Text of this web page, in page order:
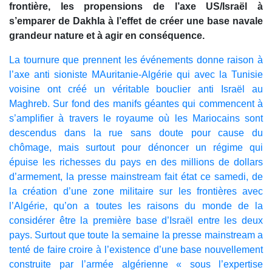
frontière, les propensions de l’axe US/Israël à
s’emparer de Dakhla à l’effet de créer une base navale
grandeur nature et à agir en conséquence.
La tournure que prennent les événements donne raison à
l’axe anti sioniste MAuritanie-Algérie qui avec la Tunisie
voisine ont créé un véritable bouclier anti Israël au
Maghreb. Sur fond des manifs géantes qui commencent à
s’amplifier à travers le royaume où les Mariocains sont
descendus dans la rue sans doute pour cause du
chômage, mais surtout pour dénoncer un régime qui
épuise les richesses du pays en des millions de dollars
d’armement, la presse mainstream fait état ce samedi, de
la création d’une zone militaire sur les frontières avec
l’Algérie, qu’on a toutes les raisons du monde de la
considérer être la première base d’Israël entre les deux
pays. Surtout que toute la semaine la presse mainstream a
tenté de faire croire à l’existence d’une base nouvellement
construite par l’armée algérienne « sous l’expertise